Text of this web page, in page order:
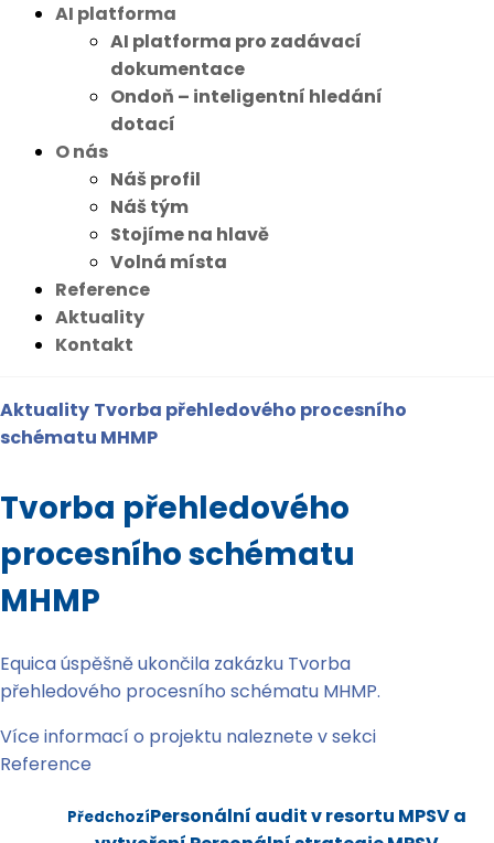
AI platforma
AI platforma pro zadávací
dokumentace
Ondoň – inteligentní hledání
dotací
O nás
Náš profil
Náš tým
Stojíme na hlavě
Volná místa
Reference
Aktuality
Kontakt
Aktuality Tvorba přehledového procesního
schématu MHMP
Tvorba přehledového
procesního schématu
MHMP
Equica úspěšně ukončila zakázku Tvorba
přehledového procesního schématu MHMP.
Více informací o projektu naleznete v sekci
Reference
PředchozíPersonální audit v resortu MPSV a